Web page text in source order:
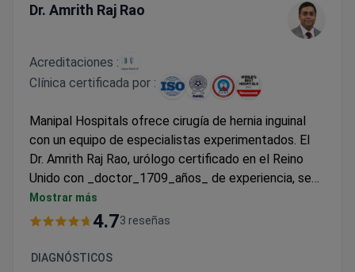
Dr. Amrith Raj Rao
Acreditaciones :
Clínica certificada por :
Manipal Hospitals ofrece cirugía de hernia inguinal
con un equipo de especialistas experimentados. El
Dr. Amrith Raj Rao, urólogo certificado en el Reino
Unido con _doctor_1709_años_ de experiencia, se
especializa en procedimientos mínimamente
invasivos. Completó becas de cirugía robótica en el
Southern California. La red hospitalaria atiende a más
Mostrar más
4.73 reseñas
DIAGNÓSTICOS